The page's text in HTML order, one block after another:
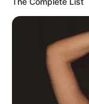
ACTIVAR
TEMAS